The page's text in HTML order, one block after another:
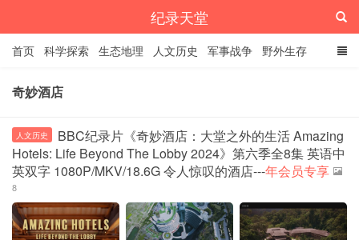
纪录天堂
首页 科学探索 生态地理 人文历史 军事战争 野外生存
经典纪录
奇妙酒店
人文历史
BBC纪录片《奇妙酒店：大堂之外的生活 Amazing
Hotels: Life Beyond The Lobby 2024》第六季全8集 英语中
英双字 1080P/MKV/18.6G 令人惊叹的酒店---年会员专享
8